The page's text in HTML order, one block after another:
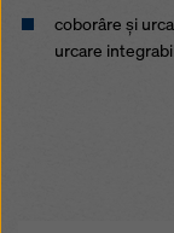
coborâre şi
urcare